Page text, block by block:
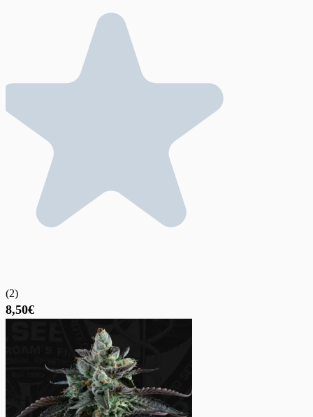
(2)
8,50€